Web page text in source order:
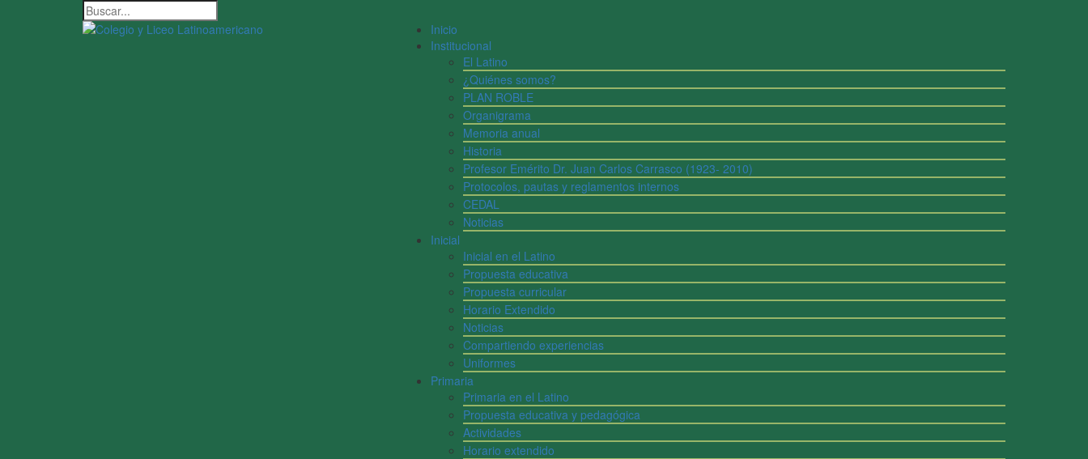
Inicio
Institucional
El Latino
¿Quiénes somos?
PLAN ROBLE
Organigrama
Memoria anual
Historia
Profesor Emérito Dr. Juan Carlos Carrasco (1923- 2010)
Protocolos, pautas y reglamentos internos
CEDAL
Noticias
Inicial
Inicial en el Latino
Propuesta educativa
Propuesta curricular
Horario Extendido
Noticias
Compartiendo experiencias
Uniformes
Primaria
Primaria en el Latino
Propuesta educativa y pedagógica
Actividades
Horario extendido